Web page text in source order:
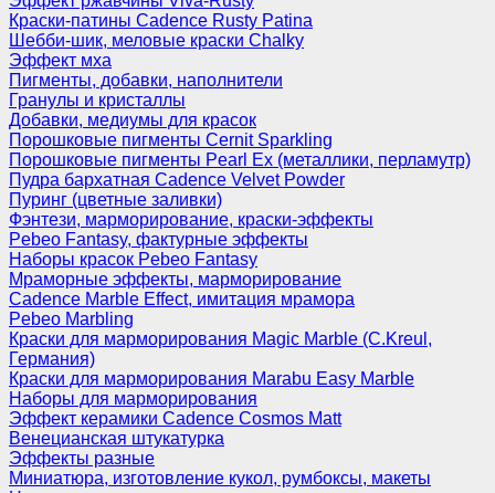
Краски-патины Cadence Rusty Patina
Шебби-шик, меловые краски Chalky
Эффект мха
Пигменты, добавки, наполнители
Гранулы и кристаллы
Добавки, медиумы для красок
Порошковые пигменты Cernit Sparkling
Порошковые пигменты Pearl Ex (металлики, перламутр)
Пудра бархатная Cadence Velvet Powder
Пуринг (цветные заливки)
Фэнтези, марморирование, краски-эффекты
Pebeo Fantasy, фактурные эффекты
Наборы красок Pebeo Fantasy
Мраморные эффекты, марморирование
Cadence Marble Effect, имитация мрамора
Pebeo Marbling
Краски для марморирования Magic Marble (C.Kreul,
Германия)
Краски для марморирования Marabu Easy Marble
Наборы для марморирования
Эффект керамики Cadence Cosmos Matt
Венецианская штукатурка
Эффекты разные
Миниатюра, изготовление кукол, румбоксы, макеты